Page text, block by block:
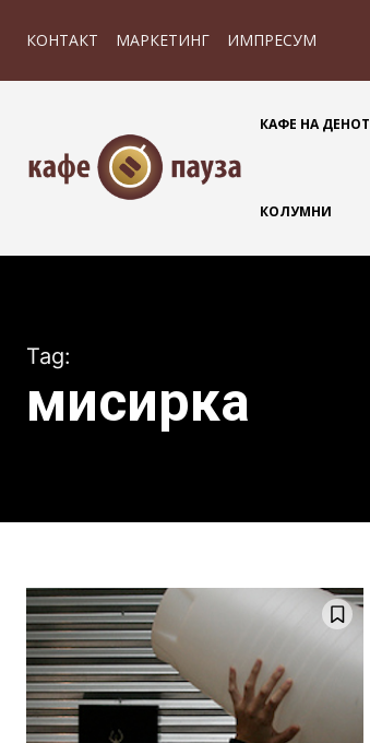
КОНТАКТ МАРКЕТИНГ ИМПРЕСУМ
КАФЕ НА ДЕНОТ
КОЛУМНИ
Tag:
мисирка